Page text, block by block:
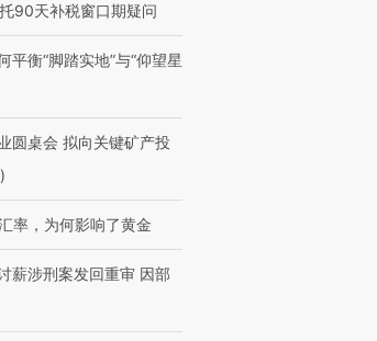
90天补税窗口期疑问
平衡“脚踏实地”与“仰望星
圆桌会 拟向关键矿产投
率，为何影响了黄金
薪涉刑案发回重审 因部